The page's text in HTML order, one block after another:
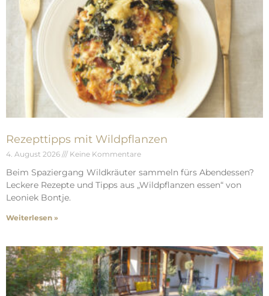
Rezepttipps mit Wildpflanzen
4. August 2026 Keine Kommentare
Beim Spaziergang Wildkräuter sammeln fürs Abendessen?
Leckere Rezepte und Tipps aus „Wildpflanzen essen“ von
Leoniek Bontje.
Weiterlesen »